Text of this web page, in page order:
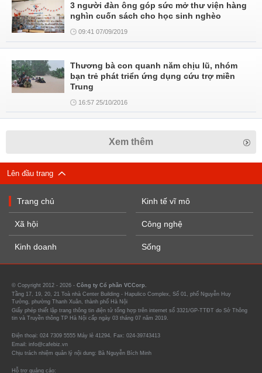
3 người đàn ông góp sức mở thư viện hàng
nghìn cuốn sách cho học sinh nghèo
09:41 07/09/2019
Thương bà con quanh năm chịu lũ, nhóm
bạn trẻ phát triển ứng dụng cứu trợ miền
Trung
16:57 25/10/2016
Xem thêm
Lên đầu trang
Trang chủ
Xã hội
Kinh doanh
Kinh tế vĩ mô
Công nghệ
Sống
© Copyright 2012 - 2026 - Công ty Cổ phần VCCorp.
Tầng 17, 19, 20, 21 Toà nhà Center Building - Hapulico Complex, Số 01, phố Nguyễn Huy
Tưởng, phường Thanh Xuân, thành phố Hà Nội
Giấy phép thiết lập trang thông tin điện tử tổng hợp trên internet số 3321/GP-TTĐT do Sở Thông
tin và Truyền thông TP Hà Nội cấp ngày 03 tháng 07 năm 2019.
Điện thoại: 024 7309 5555 Máy lẻ 41294. Fax: 024-39743413
Email: info@cafebiz.vn
Chịu trách nhiệm quản lý nội dung: Bà Nguyễn Bích Minh
Hỗ trợ quảng cáo: